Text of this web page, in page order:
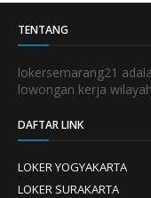
TENTANG
lokersemarang21
lowongan kerja
DAFTAR LINK
LOKER YOGYAKARTA
LOKER SURAKARTA